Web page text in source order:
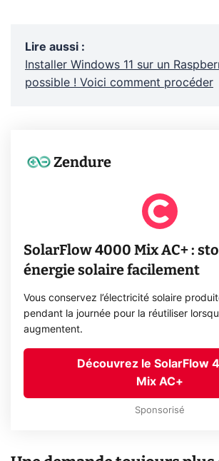
Lire aussi :
Installer Windows 11 sur un
possible ! Voici comment procéder
Zendure
SolarFlow 4000 Mix AC+ :
énergie solaire facilement
Vous conservez l’électricité solaire
pendant la journée pour la réutiliser
augmentent.
Découvrez le SolarFlow
Mix AC+
Sponsorisé